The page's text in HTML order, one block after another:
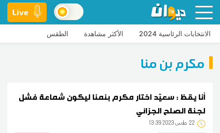
Live
الانتخابات الرئاسية 2024 الأكثر مشاهدة الطقس
مكرم بن منا
أنا يقظ : سعيّد اختار مكرم بنمنا ليكون شماعة فشل
لجنة الصلح الجزائي
22 13:39 2023 مارس